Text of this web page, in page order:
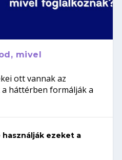
mivel
ott vannak az
háttérben formálják a
használják ezeket a